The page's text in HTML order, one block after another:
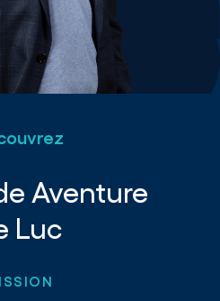
Aventure
Luc